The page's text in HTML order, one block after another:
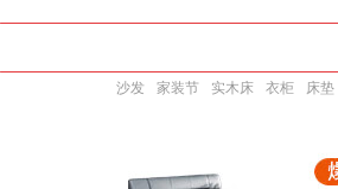
沙发 家装节 实木床 衣柜 床垫